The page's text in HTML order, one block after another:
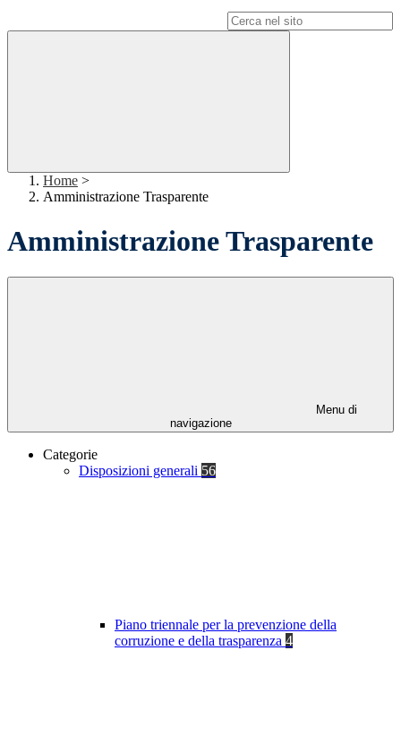
Home >
Amministrazione Trasparente
Amministrazione Trasparente
Menu di
navigazione
Categorie
Disposizioni generali 56
Piano triennale per la prevenzione della
corruzione e della trasparenza 4